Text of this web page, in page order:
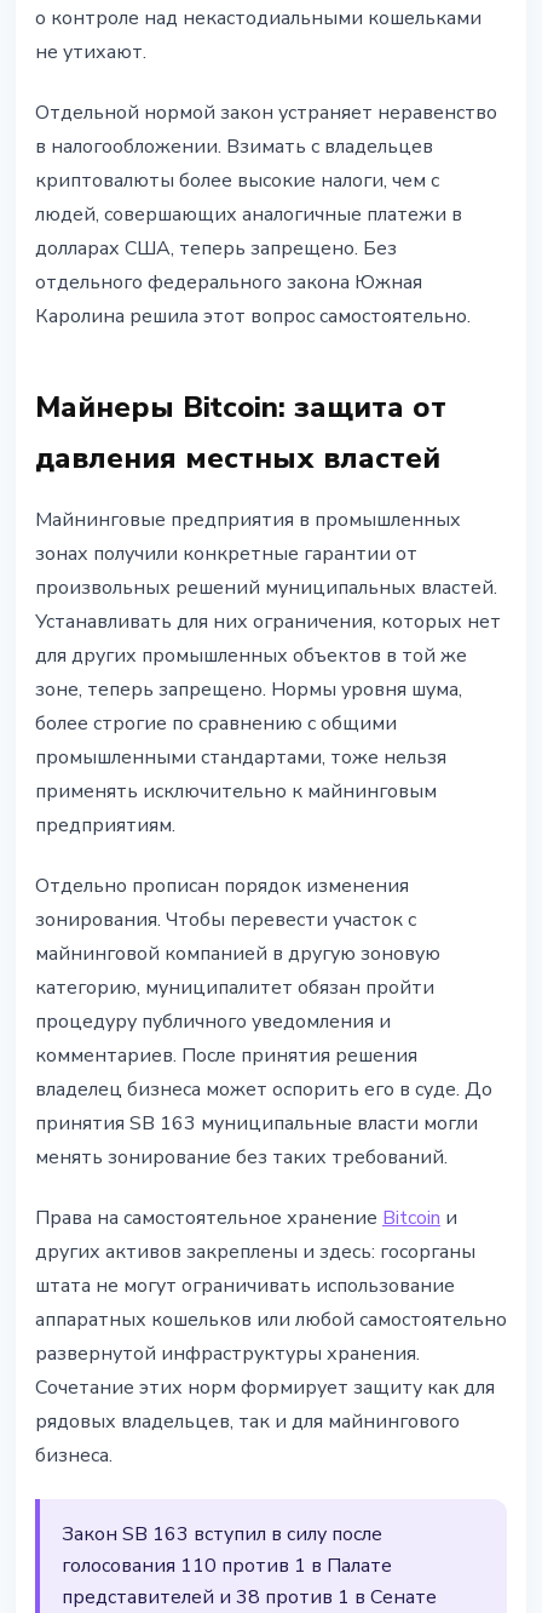
о контроле над некастодиальными кошельками
не утихают.
Отдельной нормой закон устраняет неравенство
в налогообложении. Взимать с владельцев
криптовалюты более высокие налоги, чем с
людей, совершающих аналогичные платежи в
долларах США, теперь запрещено. Без
отдельного федерального закона Южная
Каролина решила этот вопрос самостоятельно.
Майнеры Bitcoin: защита от
давления местных властей
Майнинговые предприятия в промышленных
зонах получили конкретные гарантии от
произвольных решений муниципальных властей.
Устанавливать для них ограничения, которых нет
для других промышленных объектов в той же
зоне, теперь запрещено. Нормы уровня шума,
более строгие по сравнению с общими
промышленными стандартами, тоже нельзя
применять исключительно к майнинговым
предприятиям.
Отдельно прописан порядок изменения
зонирования. Чтобы перевести участок с
майнинговой компанией в другую зоновую
категорию, муниципалитет обязан пройти
процедуру публичного уведомления и
комментариев. После принятия решения
владелец бизнеса может оспорить его в суде. До
принятия SB 163 муниципальные власти могли
менять зонирование без таких требований.
Права на самостоятельное хранение Bitcoin и
других активов закреплены и здесь: госорганы
штата не могут ограничивать использование
аппаратных кошельков или любой самостоятельно
развернутой инфраструктуры хранения.
Сочетание этих норм формирует защиту как для
рядовых владельцев, так и для майнингового
бизнеса.
Закон SB 163 вступил в силу после
голосования 110 против 1 в Палате
представителей и 38 против 1 в Сенате